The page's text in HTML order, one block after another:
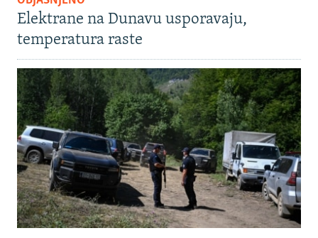
Elektrane na Dunavu usporavaju,
temperatura raste